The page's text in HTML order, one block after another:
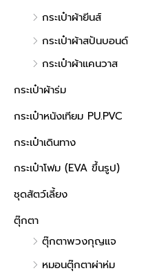
กระเป๋าผ้ายีนส์
กระเป๋าผ้าสปันบอนด์
กระเป๋าผ้าแคนวาส
กระเป๋าผ้าร่ม
กระเป๋าหนังเทียม PU.PVC
กระเป๋าเดินทาง
กระเป๋าโฟม (EVA ขึ้นรูป)
ชุดสัตว์เลี้ยง
ตุ๊กตา
ตุ๊กตาพวงกุญแจ
หมอนตุ๊กตาผ่าห่ม